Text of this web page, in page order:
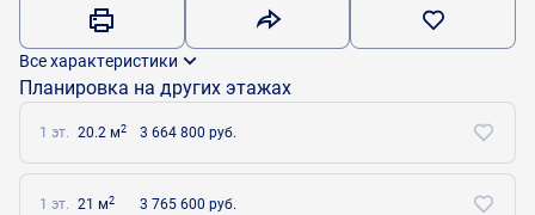
Все характеристики
Планировка на других этажах
1 эт. 20.2 м2 3 664 800 руб.
1 эт. 21 м2 3 765 600 руб.